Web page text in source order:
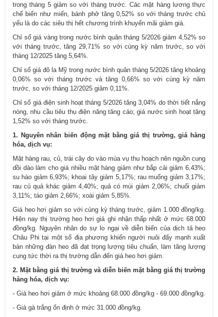
trong tháng 5 giảm so với tháng trước. Các mặt hàng lương thực
chế biến như miến, bánh phở tăng 0,52% so với tháng trước chủ
yếu là do các siêu thị hết chương trình khuyến mãi giảm giá.
Chỉ số giá vàng trong nước bình quân tháng 5/2026 giảm 4,52% so
với tháng trước, tăng 29,71% so với cùng kỳ năm trước, so với
tháng 12/2025 tăng 5,64%.
Chỉ số giá đô la Mỹ trong nước bình quân tháng 5/2026 tăng khoảng
0,06% so với tháng trước và tăng 0,66% so với cùng kỳ năm
trước, so với tháng 12/2025 giảm 0,11%.
Chỉ số giá điện sinh hoạt tháng 5/2026 tăng 3,04% do thời tiết nắng
nòng, nhu cầu tiêu thụ điện năng tăng cáo; giá nước sinh hoạt tăng
1,52% so với tháng trước.
1. Nguyên nhân biến động mặt bằng giá thị trường, giá hàng
hóa, dịch vụ:
Mặt hàng rau, củ, trái cây do vào mùa vụ thu hoạch nên nguồn cung
dồi dào làm cho giá nhiều mặt hàng giảm như bắp cải giảm 6,43%;
su hào giảm 6,93%; khoai tây giảm 5,17%; rau muống giảm 3,17%;
rau củ quả khác giảm 4,40%; quả có múi giảm 2,06%; chuối giảm
3,11%; táo giảm 2,66%; xoài giảm 5,85%.
Giá heo hơi giảm so với cùng kỳ tháng trước, giảm 1.000 đồng/kg.
Hiện nay thị trường heo hơi giá ghi nhận thấp nhất ở mức 68.000
đồng/kg. Nguyên nhân do sự lo ngại về diễn biến của dịch tả heo
Châu Phi tại một số địa phương khiến người nuôi đẩy mạnh xuất
bán những đàn heo đã đạt trọng lượng tiêu chuẩn, làm tăng lượng
cung tức thời ra thị trường dẫn đến giá heo hơi giảm.
2. Mặt bằng giá thị trường và diễn biến mặt bằng giá thị trường
hàng hóa, dịch vụ:
- Giá heo hơi giảm ở mức khoảng 68.000 đồng/kg - 69.000 đồng/kg.
- Giá gà trắng ổn định ở mức 31.000 đồng/kg.